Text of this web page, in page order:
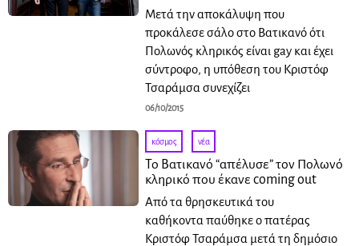
Μετά την αποκάλυψη που
προκάλεσε σάλο στο Βατικανό ότι
Πολωνός κληρικός είναι gay και έχει
σύντροφο, η υπόθεση του Κριστόφ
Τσαράμσα συνεχίζει
06/10/2015
κόσμος · νέα
Το Βατικανό “απέλυσε” τον Πολωνό
κληρικό που έκανε coming out
Aπό τα θρησκευτικά του
καθήκοντα παύθηκε ο πατέρας
Κριστόφ Τσαράμσα μετά τη δημόσιο